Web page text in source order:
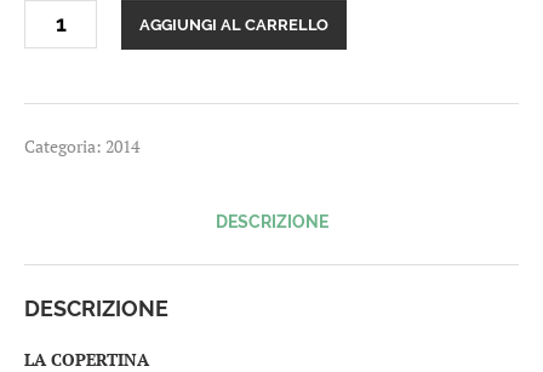
originale
era:
attuale
è:
Rivista
3-
(pdf)
AGGIUNGI AL CARRELLO
Categoria: 2014
DESCRIZIONE
DESCRIZIONE
LA COPERTINA